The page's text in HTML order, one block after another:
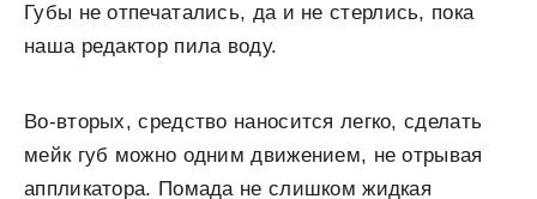
Губы не отпечатались, да и не стерлись, пока
наша редактор пила воду.
Во-вторых, средство наносится легко, сделать
мейк губ можно одним движением, не отрывая
аппликатора. Помада не слишком жидкая